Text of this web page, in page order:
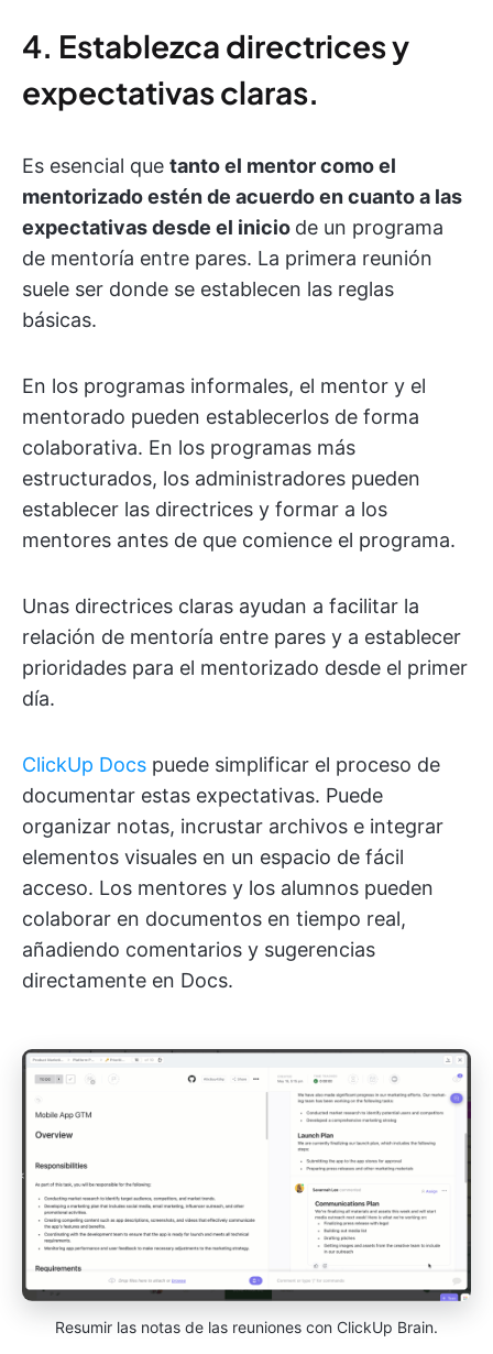
4. Establezca directrices y
expectativas claras.
Es esencial que tanto el mentor como el
mentorizado estén de acuerdo en cuanto a las
expectativas desde el inicio de un programa
de mentoría entre pares. La primera reunión
suele ser donde se establecen las reglas
básicas.
En los programas informales, el mentor y el
mentorado pueden establecerlos de forma
colaborativa. En los programas más
estructurados, los administradores pueden
establecer las directrices y formar a los
mentores antes de que comience el programa.
Unas directrices claras ayudan a facilitar la
relación de mentoría entre pares y a establecer
prioridades para el mentorizado desde el primer
día.
ClickUp Docs puede simplificar el proceso de
documentar estas expectativas. Puede
organizar notas, incrustar archivos e integrar
elementos visuales en un espacio de fácil
acceso. Los mentores y los alumnos pueden
colaborar en documentos en tiempo real,
añadiendo comentarios y sugerencias
directamente en Docs.
Resumir las notas de las reuniones con ClickUp Brain.